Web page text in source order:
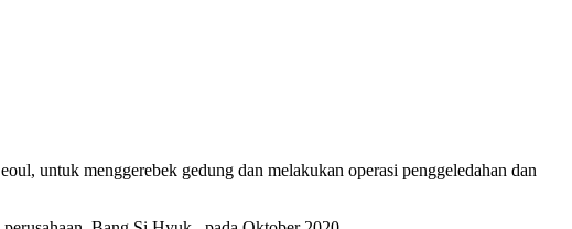
untuk menggerebek gedung dan melakukan operasi penggeledahan dan